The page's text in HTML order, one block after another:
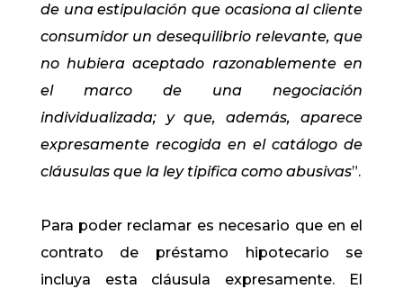
de una estipulación que ocasiona al cliente
consumidor un desequilibrio relevante, que
no hubiera aceptado razonablemente en
el marco de una negociación
individualizada; y que, además, aparece
expresamente recogida en el catálogo de
cláusulas que la ley tipifica como abusivas”.
Para poder reclamar es necesario que en el
contrato de préstamo hipotecario se
incluya esta cláusula expresamente. El